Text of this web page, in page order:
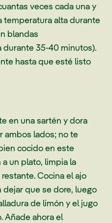
veces cada una y
temperatura alta durante
blandas
durante 35-40 minutos).
hasta que esté listo
en una sartén y dora
ambos lados; no te
cocido en este
un plato, limpia la
Cocina el ajo
que se dore, luego
de limón y el jugo
Añade ahora el